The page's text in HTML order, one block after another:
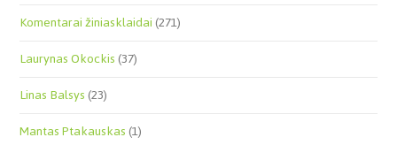
Komentarai žiniasklaidai(271)
Laurynas Okockis(37)
Linas Balsys(23)
Mantas Ptakauskas(1)